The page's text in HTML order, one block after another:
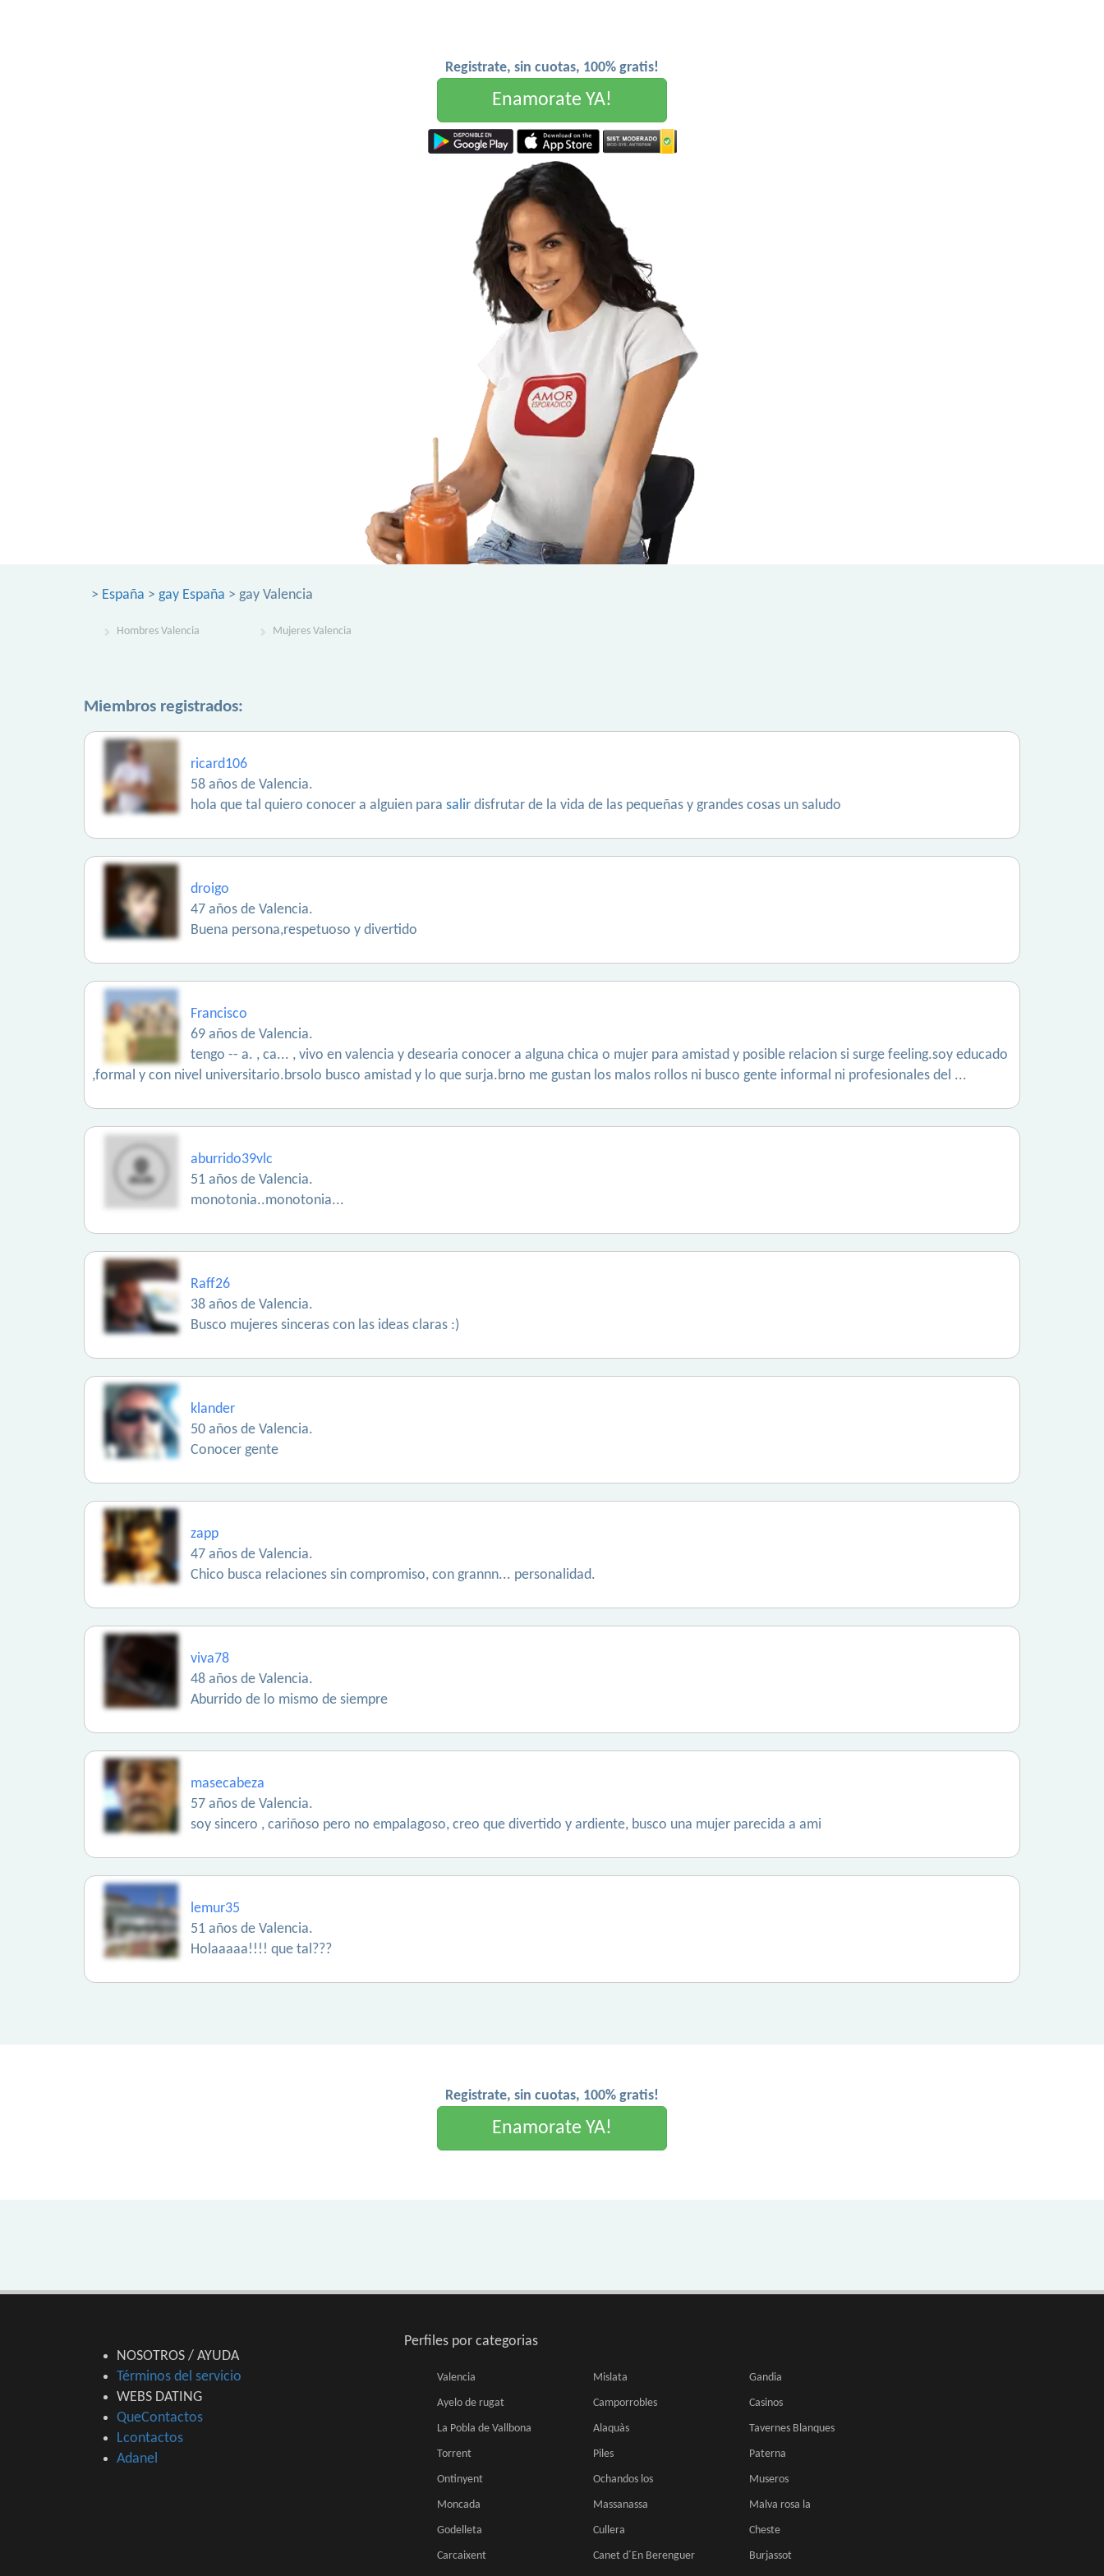
Registrate, sin cuotas, 100% gratis!
Enamorate YA!
> España > gay España > gay Valencia
Hombres Valencia Mujeres Valencia
Miembros registrados:
ricard106
58 años de Valencia.
hola que tal quiero conocer a alguien para salir disfrutar de la vida de las pequeñas y grandes cosas un saludo
droigo
47 años de Valencia.
Buena persona,respetuoso y divertido
Francisco
69 años de Valencia.
tengo -- a. , ca... , vivo en valencia y desearia conocer a alguna chica o mujer para amistad y posible relacion si surge feeling.soy educado
,formal y con nivel universitario.brsolo busco amistad y lo que surja.brno me gustan los malos rollos ni busco gente informal ni profesionales del ...
aburrido39vlc
51 años de Valencia.
monotonia..monotonia...
Raff26
38 años de Valencia.
Busco mujeres sinceras con las ideas claras :)
klander
50 años de Valencia.
Conocer gente
zapp
47 años de Valencia.
Chico busca relaciones sin compromiso, con grannn... personalidad.
viva78
48 años de Valencia.
Aburrido de lo mismo de siempre
masecabeza
57 años de Valencia.
soy sincero , cariñoso pero no empalagoso, creo que divertido y ardiente, busco una mujer parecida a ami
lemur35
51 años de Valencia.
Holaaaaa!!!! que tal???
Registrate, sin cuotas, 100% gratis!
Enamorate YA!
NOSOTROS / AYUDA
Términos del servicio
WEBS DATING
QueContactos
Lcontactos
Adanel
Perfiles por categorias
Valencia Mislata Gandia
Ayelo de rugat Camporrobles Casinos
La Pobla de Vallbona Alaquàs Tavernes Blanques
Torrent Piles Paterna
Ontinyent Ochandos los Museros
Moncada Massanassa Malva rosa la
Godelleta Cullera Cheste
Carcaixent Canet d´En Berenguer Burjassot